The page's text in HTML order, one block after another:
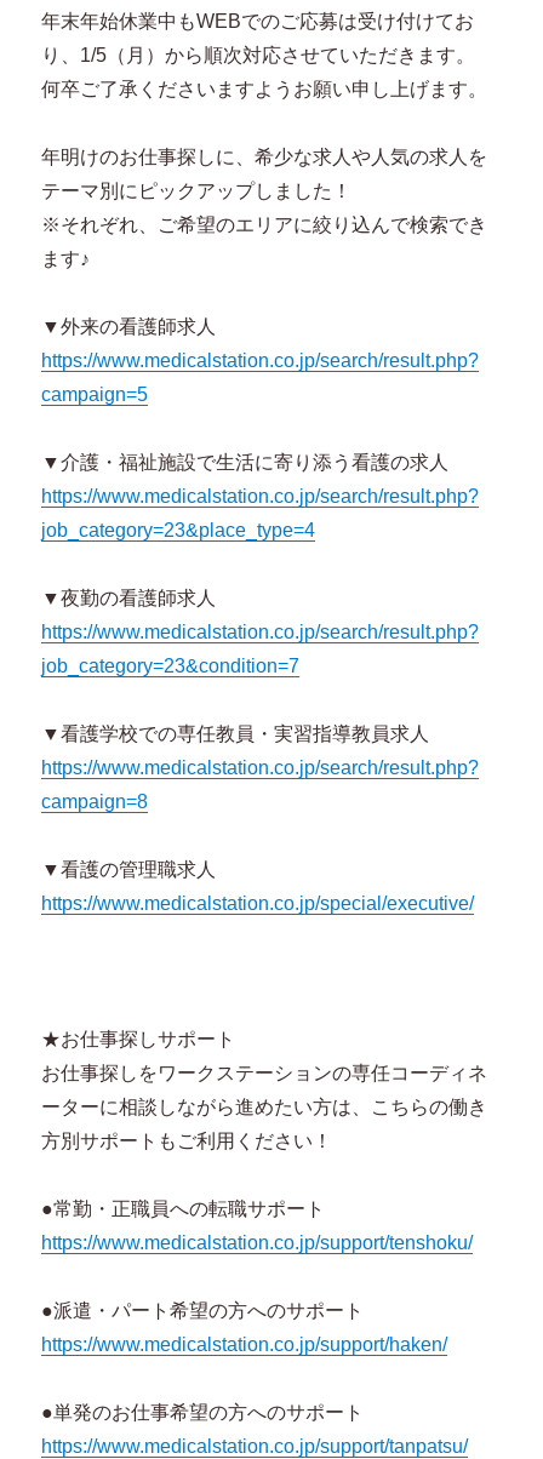
年末年始休業中もWEBでのご応募は受け付けてお
り、1/5（月）から順次対応させていただきます。
何卒ご了承くださいますようお願い申し上げます。
年明けのお仕事探しに、希少な求人や人気の求人を
テーマ別にピックアップしました！
※それぞれ、ご希望のエリアに絞り込んで検索でき
ます♪
▼外来の看護師求人
https://www.medicalstation.co.jp/search/result.php?
campaign=5
▼介護・福祉施設で生活に寄り添う看護の求人
https://www.medicalstation.co.jp/search/result.php?
job_category=23&place_type=4
▼夜勤の看護師求人
https://www.medicalstation.co.jp/search/result.php?
job_category=23&condition=7
▼看護学校での専任教員・実習指導教員求人
https://www.medicalstation.co.jp/search/result.php?
campaign=8
▼看護の管理職求人
https://www.medicalstation.co.jp/special/executive/
★お仕事探しサポート
お仕事探しをワークステーションの専任コーディネ
ーターに相談しながら進めたい方は、こちらの働き
方別サポートもご利用ください！
●常勤・正職員への転職サポート
https://www.medicalstation.co.jp/support/tenshoku/
●派遣・パート希望の方へのサポート
https://www.medicalstation.co.jp/support/haken/
●単発のお仕事希望の方へのサポート
https://www.medicalstation.co.jp/support/tanpatsu/